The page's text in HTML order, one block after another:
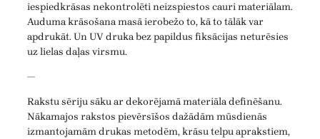
iespiedkrāsas nekontrolēti neizspiestos cauri materiālam.
Auduma krāsošana masā ierobežo to, kā to tālāk var
apdrukāt. Un UV druka bez papildus fiksācijas neturēsies
uz lielas daļas virsmu.
—
Rakstu sēriju sāku ar dekorējamā materiāla definēšanu.
Nākamajos rakstos pievērsīšos dažādām mūsdienās
izmantojamām drukas metodēm, krāsu telpu aprakstiem,